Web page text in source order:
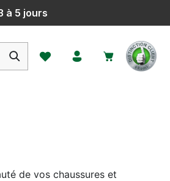
à 5 jours
Vous avez 0 articles dans
de vos chaussures et